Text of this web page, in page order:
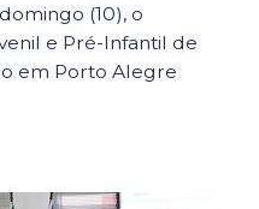
(10), o
e Pré-Infantil de
em Porto Alegre